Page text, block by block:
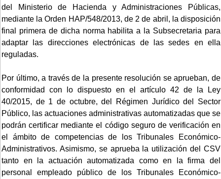
del Ministerio de Hacienda y Administraciones Públicas,
mediante la Orden HAP/548/2013, de 2 de abril, la disposición
final primera de dicha norma habilita a la Subsecretaria para
adaptar las direcciones electrónicas de las sedes en ella
reguladas.
Por último, a través de la presente resolución se aprueban, de
conformidad con lo dispuesto en el artículo 42 de la Ley
40/2015, de 1 de octubre, del Régimen Jurídico del Sector
Público, las actuaciones administrativas automatizadas que se
podrán certificar mediante el código seguro de verificación en
el ámbito de competencias de los Tribunales Económico-
Administrativos. Asimismo, se aprueba la utilización del CSV
tanto en la actuación automatizada como en la firma del
personal empleado público de los Tribunales Económico-